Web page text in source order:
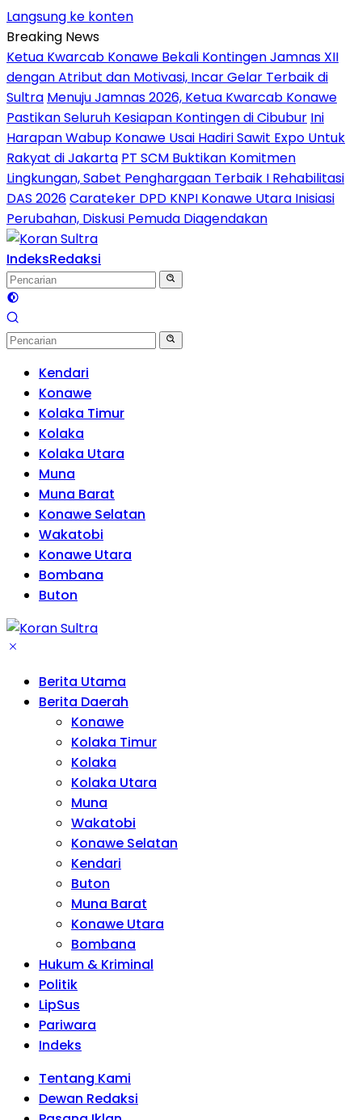
Langsung ke konten
Breaking News
Ketua Kwarcab Konawe Bekali Kontingen Jamnas XII
dengan Atribut dan Motivasi, Incar Gelar Terbaik di
Sultra Menuju Jamnas 2026, Ketua Kwarcab Konawe
Pastikan Seluruh Kesiapan Kontingen di Cibubur Ini
Harapan Wabup Konawe Usai Hadiri Sawit Expo Untuk
Rakyat di Jakarta PT SCM Buktikan Komitmen
Lingkungan, Sabet Penghargaan Terbaik I Rehabilitasi
DAS 2026Carateker DPD KNPI Konawe Utara Inisiasi
Perubahan, Diskusi Pemuda Diagendakan
IndeksRedaksi
Kendari
Konawe
Kolaka Timur
Kolaka
Kolaka Utara
Muna
Muna Barat
Konawe Selatan
Wakatobi
Konawe Utara
Bombana
Buton
Berita Utama
Berita Daerah
Konawe
Kolaka Timur
Kolaka
Kolaka Utara
Muna
Wakatobi
Konawe Selatan
Kendari
Buton
Muna Barat
Konawe Utara
Bombana
Hukum & Kriminal
Politik
LipSus
Pariwara
Indeks
Tentang Kami
Dewan Redaksi